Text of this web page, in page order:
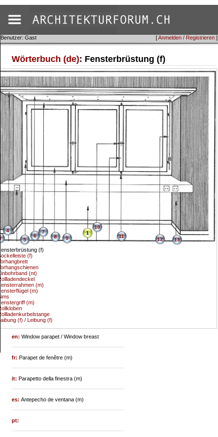
[Anmelden / Registrieren ]
Benutzer: Gast
Wörterbuch (de): Fensterbrüstung (f)
1
(f)
(f)
4
(nt)
5
6
(m)
7
(m)
8 9
(m)
10
11
12
(f) / Leibung (f)
13
en:Window parapet / Window breast
fr: Parapet de fenêtre (m)
it: Parapetto della finestra (m)
es:Antepecho de ventana (m)
pt: